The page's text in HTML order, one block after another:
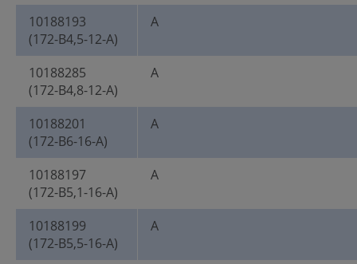
10188193
(172-B4,5-12-A)
A
10188285
(172-B4,8-12-A)
A
10188201
(172-B6-16-A)
A
10188197
(172-B5,1-16-A)
A
10188199
(172-B5,5-16-A)
A